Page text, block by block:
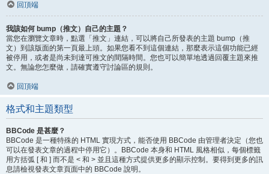
回頂端
我該如何 bump（推文）自己的主題？
當您在瀏覽文章時，點選「推文」連結，可以將自己所發表的主題 bump（推
文）到該版面的第一頁最上頭。如果您看不到這個連結，那麼表示這個功能已經
被停用，或者是尚未到達可推文的間隔時間。您也可以簡單地透過回覆主題來推
文。無論您怎麼做，請確實遵守討論區的規則。
回頂端
格式和主題類型
BBCode 是甚麼？
BBCode 是一種特殊的 HTML 實現方式，能否使用 BBCode 由管理者決定（您也
可以在發表文章的過程中停用它）。BBCode 本身和 HTML 風格相似，每個標籤
用方括弧 [ 和 ] 而不是 < 和 > 並且這種方式提供更多的顯示控制。要得到更多的訊
息請檢視發表文章頁面中的 BBCode 說明。